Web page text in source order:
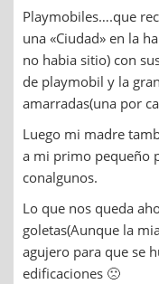
Playmobiles….que
una «Ciudad» en la
no habia sitio) con
de playmobil y la
amarradas(una por
Luego mi madre
a mi primo pequeño
conalgunos.
Lo que nos queda
goletas(Aunque la
agujero para que se
edificaciones 🙁